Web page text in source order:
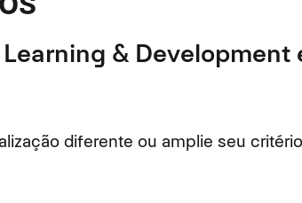
& Development
diferente ou amplie seu